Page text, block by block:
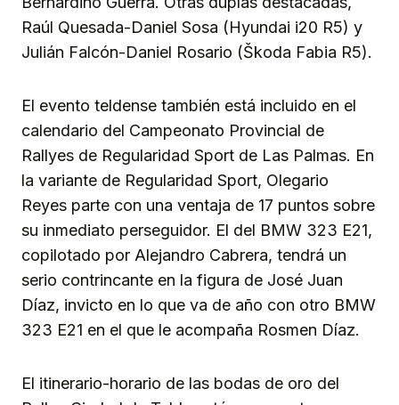
Raúl Quesada-Daniel Sosa (Hyundai i20 R5) y
Julián Falcón-Daniel Rosario (Škoda Fabia R5).
El evento teldense también está incluido en el
calendario del Campeonato Provincial de
Rallyes de Regularidad Sport de Las Palmas. En
la variante de Regularidad Sport, Olegario
Reyes parte con una ventaja de 17 puntos sobre
su inmediato perseguidor. El del BMW 323 E21,
copilotado por Alejandro Cabrera, tendrá un
serio contrincante en la figura de José Juan
Díaz, invicto en lo que va de año con otro BMW
323 E21 en el que le acompaña Rosmen Díaz.
El itinerario-horario de las bodas de oro del